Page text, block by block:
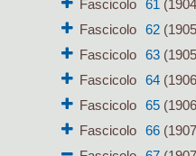
Fascicolo 61
Fascicolo
62
Fascicolo
63
Fascicolo
64
Fascicolo
65
Fascicolo
66